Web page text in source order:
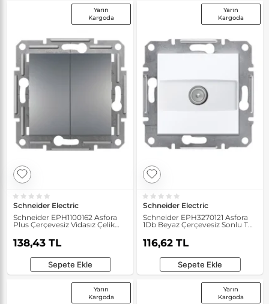
Yarın
Kargoda
Schneider Electric
Schneider EPH1100162 Asfora
Plus Çerçevesiz Vidasız Çelik
Liht Komütatör
138,43 TL
Sepete Ekle
Yarın
Kargoda
Schneider Electric
Schneider EPH3270121 Asfora
1Db Beyaz Çerçevesiz Sonlu TV
116,62 TL
Sepete Ekle
Yarın
Kargoda
Yarın
Kargoda